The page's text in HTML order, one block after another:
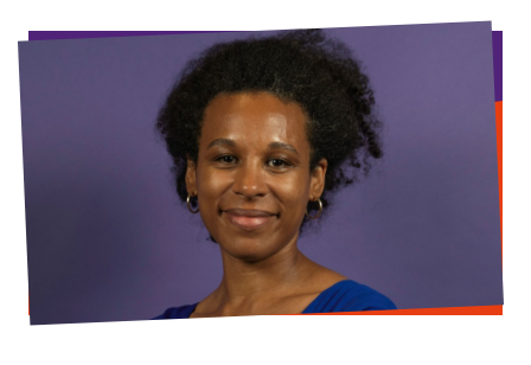
Deine Spende für Volt!
Jobs bei Volt
Transparenz